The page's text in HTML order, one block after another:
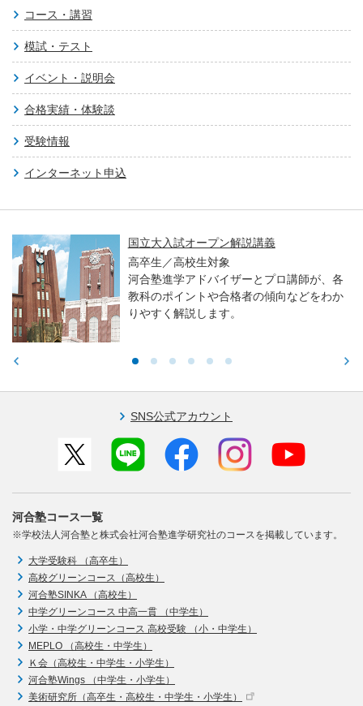
コース・講習
模試・テスト
イベント・説明会
合格実績・体験談
受験情報
インターネット申込
国立大入試オープン解説講義
高卒生／高校生対象
河合塾進学アドバイザーとプロ講師が、各
教科のポイントや合格者の傾向などをわか
りやすく解説します。
SNS公式アカウント
河合塾コース一覧
※学校法人河合塾と株式会社河合塾進学研究社のコースを掲載しています。
大学受験科 （高卒生）
高校グリーンコース（高校生）
河合塾SINKA （高校生）
中学グリーンコース 中高一貫 （中学生）
小学・中学グリーンコース 高校受験 （小・中学生）
MEPLO （高校生・中学生）
Ｋ会（高校生・中学生・小学生）
河合塾Wings （中学生・小学生）
美術研究所（高卒生・高校生・中学生・小学生）